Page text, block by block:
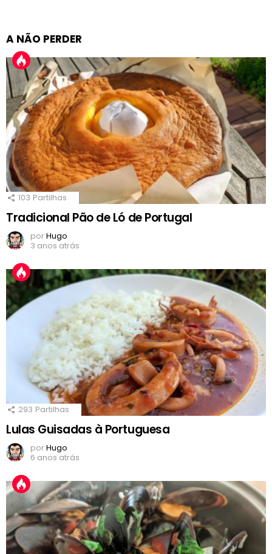
A NÃO PERDER
103 Partilhas
Tradicional Pão de Ló de Portugal
porHugo
3 anos atrás
293 Partilhas
Lulas Guisadas à Portuguesa
porHugo
6 anos atrás